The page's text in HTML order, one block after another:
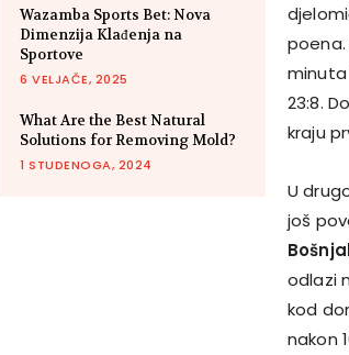
Wazamba Sports Bet: Nova
Dimenzija Klađenja na
Sportove
6 VELJAČE, 2025
What Are the Best Natural
Solutions for Removing Mold?
1 STUDENOGA, 2024
minuta
23:8.
kraju
U
još
odlazi
kod
nakon